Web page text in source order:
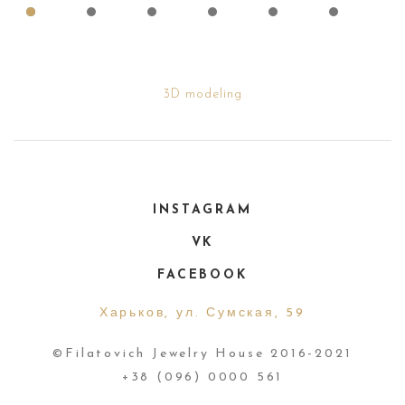
3D modeling
INSTAGRAM
VK
FACEBOOK
Харьков, ул. Сумская, 59
©Filatovich Jewelry House 2016-2021
+38 (096) 0000 561